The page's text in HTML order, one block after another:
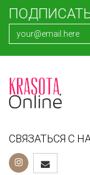
СВЯЗАТЬСЯ С